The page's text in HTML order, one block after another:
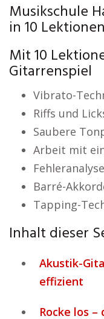
Musikschule
in 10
Mit 10
Gitarrenspiel
Vibrato-
Riffs und
Saubere
Arbeit mit
Barré-
Tapping-
Inhalt dieser
Akustik-
effizient
Rocke los